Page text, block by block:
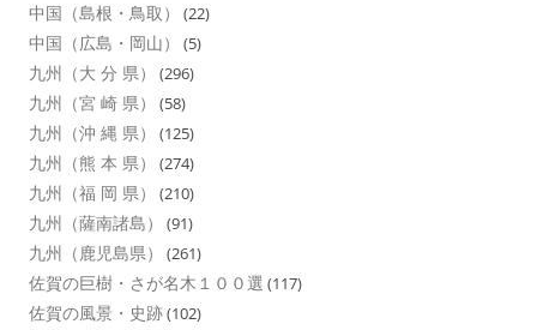
中国（島根・鳥取） (22)
中国（広島・岡山） (5)
九州（大 分 県） (296)
九州（宮 崎 県） (58)
九州（沖 縄 県） (125)
九州（熊 本 県） (274)
九州（福 岡 県） (210)
九州（薩南諸島） (91)
九州（鹿児島県） (261)
佐賀の巨樹・さが名木１００選 (117)
佐賀の風景・史跡(102)